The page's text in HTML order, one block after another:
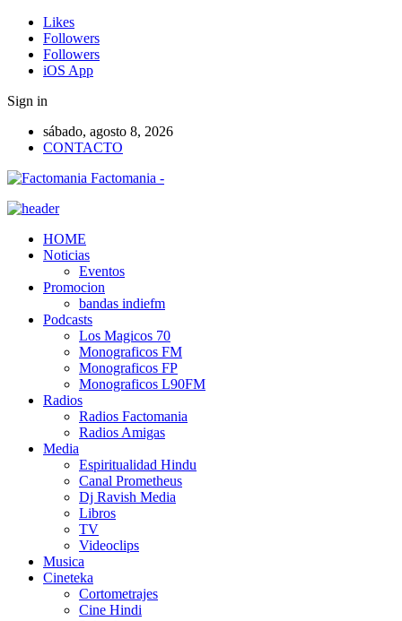
Likes
Followers
Followers
iOS App
Sign in
sábado, agosto 8, 2026
CONTACTO
Factomania -
HOME
Noticias
Eventos
Promocion
bandas indiefm
Podcasts
Los Magicos 70
Monograficos FM
Monograficos FP
Monograficos L90FM
Radios
Radios Factomania
Radios Amigas
Media
Espiritualidad Hindu
Canal Prometheus
Dj Ravish Media
Libros
TV
Videoclips
Musica
Cineteka
Cortometrajes
Cine Hindi